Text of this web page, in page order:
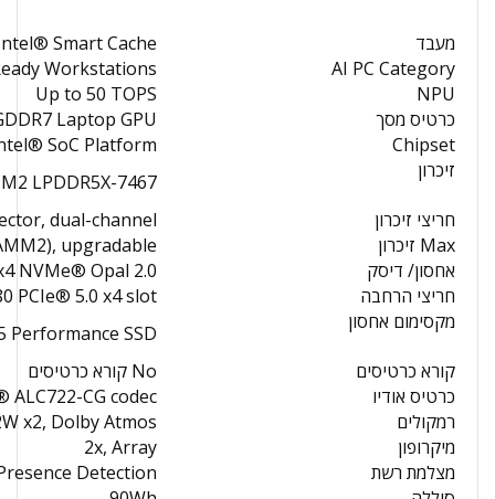
מעבד
Smart Cache
AI PC Category
Workstations
NPU
Up to 50 TOPS
כרטיס מסך
Laptop GPU
Chipset
SoC Platform
זיכרון
LPDDR5X-7467
חריצי זיכרון
dual-channel
Max זיכרון
upgradable
אחסון/ דיסק
NVMe® Opal 2.0
חריצי הרחבה
PCIe® 5.0 x4 slot
מקסימום אחסון
Performance SSD
קורא כרטיסים
No קורא כרטיסים
כרטיס אודיו
CG codec
רמקולים
x2, Dolby Atmos®
מיקרופון
2x, Array
מצלמת רשת
Detection